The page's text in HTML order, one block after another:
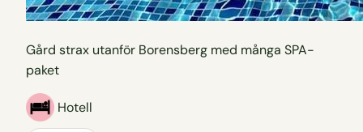
Gård strax utanför Borensberg med många SPA-
paket
Hotell